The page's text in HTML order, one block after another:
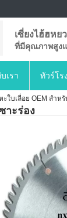
เซี่ยงไฮ้ฮห
ที่มีคุณภาพสูง
เรา ทัวร์โร
ะใบเลื่อย OEM สำหรั
าะร่อง